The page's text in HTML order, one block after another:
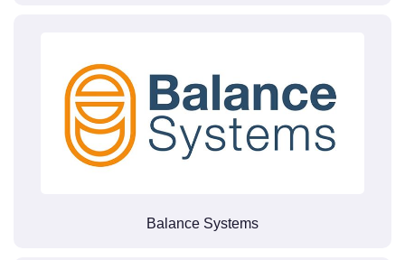
Balance Systems